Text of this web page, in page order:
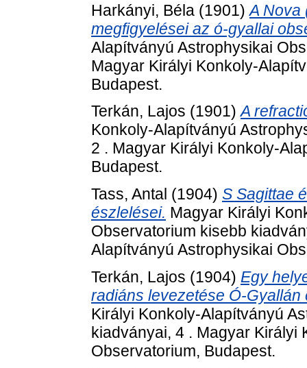
Harkányi, Béla (1901)A Nova
megfigyelései az ó-gyallai
Alapítványú Astrophysikai
Magyar Királyi Konkoly-
Budapest.
Terkán, Lajos (1901)A
Konkoly-Alapítványú
2 . Magyar Királyi Konkoly-
Budapest.
Tass, Antal (1904) S Sagittae
észlelései. Magyar Királyi
Observatorium kisebb
Alapítványú Astrophysikai
Terkán, Lajos (1904) Egy
radiáns levezetése Ó-
Királyi Konkoly-Alapítványú
kiadványai, 4 . Magyar Királyi
Observatorium, Budapest.